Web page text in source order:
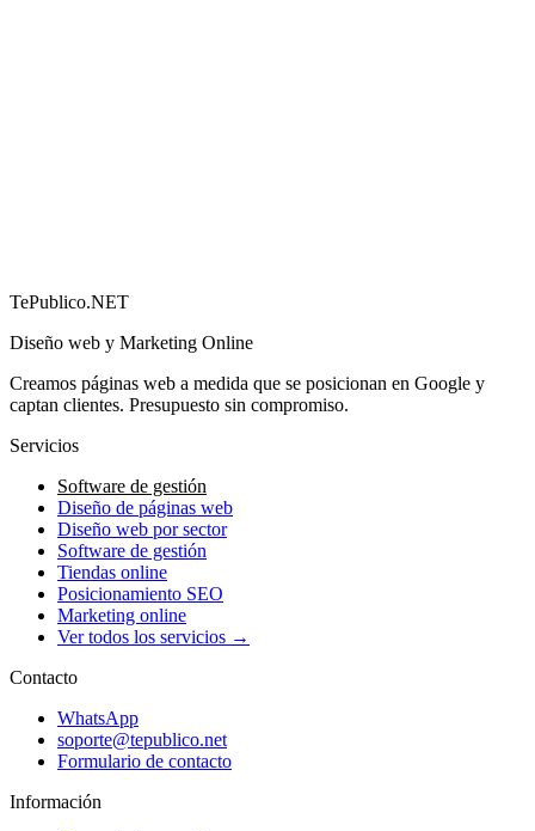
→
TePublico.NET
Diseño web y Marketing Online
Creamos páginas web a medida que se posicionan en Google y
captan clientes. Presupuesto sin compromiso.
Servicios
Software de gestión
Diseño de páginas web
Diseño web por sector
Software de gestión
Tiendas online
Posicionamiento SEO
Marketing online
Ver todos los servicios →
Contacto
WhatsApp
soporte@tepublico.net
Formulario de contacto
Información